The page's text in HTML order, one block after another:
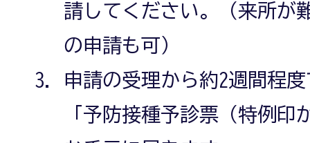
請してください。（来所が
の申請も可）
申請の受理から約2週間程
「予防接種予診票（特例印